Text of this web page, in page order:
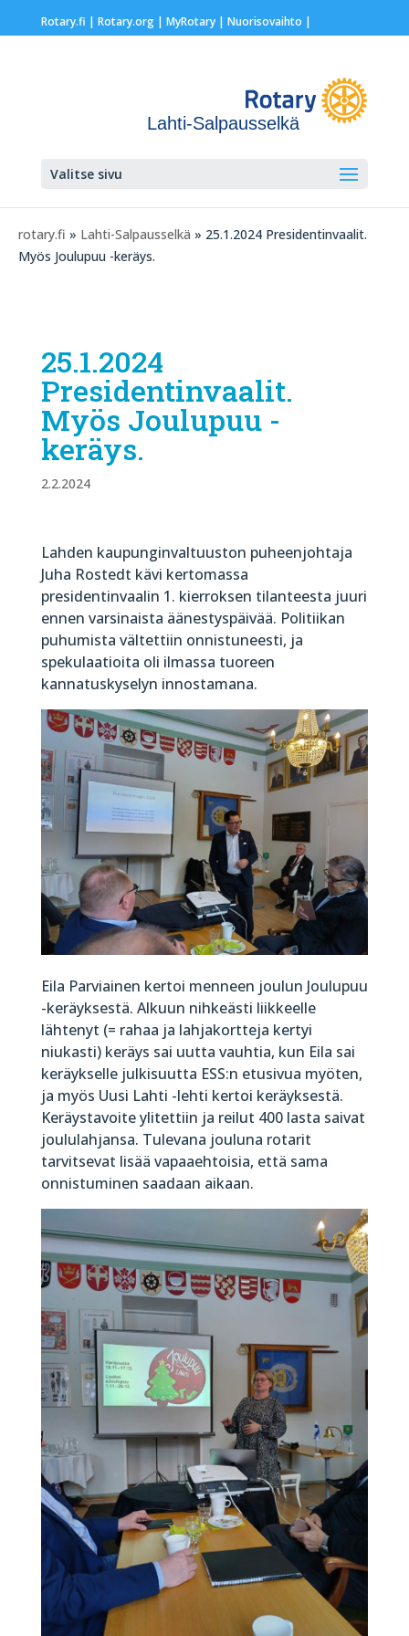
Rotary.fi | Rotary.org| MyRotary | Nuorisovaihto |
Lahti-Salpausselkä
Valitse sivu
rotary.fi » Lahti-Salpausselkä » 25.1.2024 Presidentinvaalit.
Myös Joulupuu -keräys.
25.1.2024
Presidentinvaalit.
Myös Joulupuu -
keräys.
2.2.2024
Lahden kaupunginvaltuuston puheenjohtaja
Juha Rostedt kävi kertomassa
presidentinvaalin 1. kierroksen tilanteesta juuri
ennen varsinaista äänestyspäivää. Politiikan
puhumista vältettiin onnistuneesti, ja
spekulaatioita oli ilmassa tuoreen
kannatuskyselyn innostamana.
Eila Parviainen kertoi menneen joulun Joulupuu
-keräyksestä. Alkuun nihkeästi liikkeelle
lähtenyt (= rahaa ja lahjakortteja kertyi
niukasti) keräys sai uutta vauhtia, kun Eila sai
keräykselle julkisuutta ESS:n etusivua myöten,
ja myös Uusi Lahti -lehti kertoi keräyksestä.
Keräystavoite ylitettiin ja reilut 400 lasta saivat
joululahjansa. Tulevana jouluna rotarit
tarvitsevat lisää vapaaehtoisia, että sama
onnistuminen saadaan aikaan.